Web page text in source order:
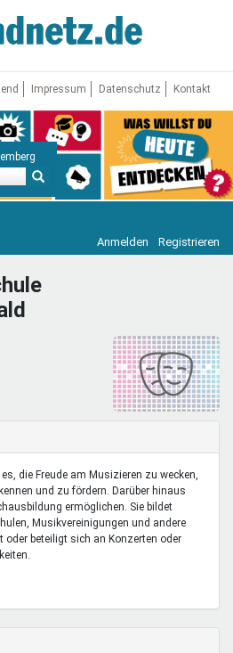
Impressum Datenschutz Kontakt
Anmelden Registrieren
die Freude am Musizieren zu wecken,
und zu fördern. Darüber hinaus
ermöglichen. Sie bildet
Musikvereinigungen und andere
beteiligt sich an Konzerten oder